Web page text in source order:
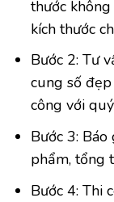
thước
kích thước
Bước 2: Tư
cung số
công với
Bước 3:
phẩm, tổng
Bước 4: Thi